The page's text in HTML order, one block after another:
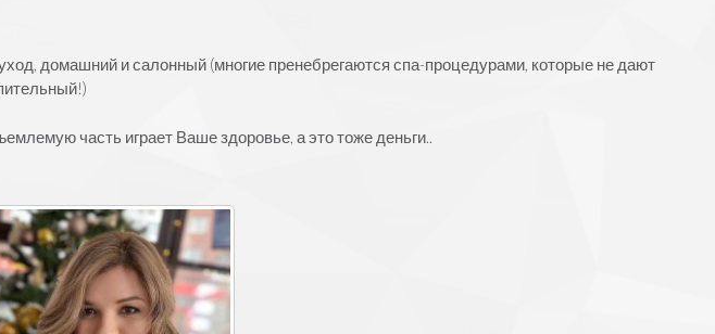
домашний и салонный (многие пренебрегаются спа-процедурами, которые не дают
часть играет Ваше здоровье, а это тоже деньги..